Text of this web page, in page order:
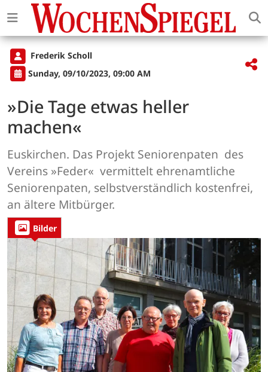
Frederik Scholl
Sunday, 09/10/2023, 09:00 AM
»Die Tage etwas heller
machen«
Euskirchen. Das Projekt Seniorenpaten des
Vereins »Feder« vermittelt ehrenamtliche
Seniorenpaten, selbstverständlich kostenfrei,
an ältere Mitbürger.
Bilder